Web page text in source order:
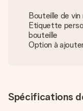
Bouteille de vin
Etiquette
bouteille
Option à
Spécifications